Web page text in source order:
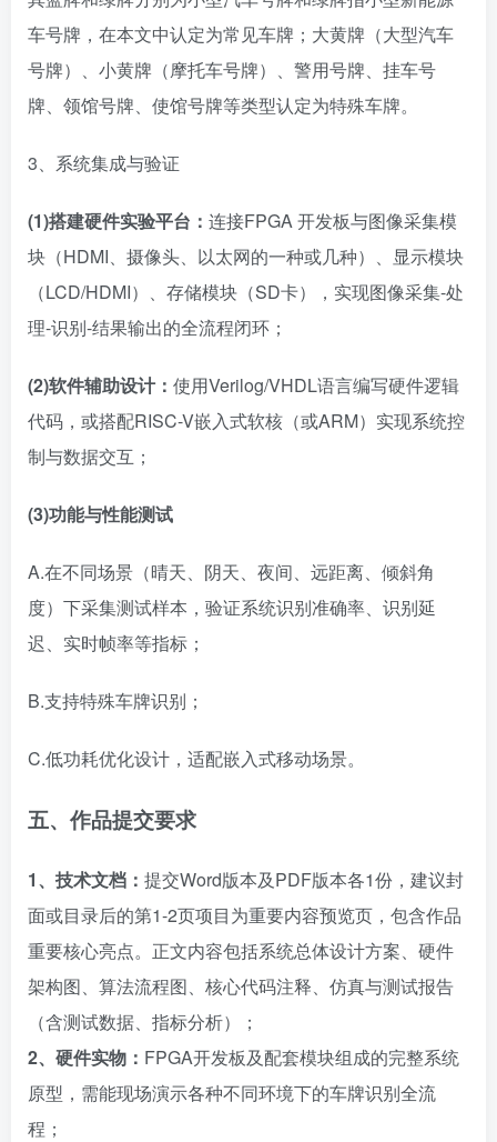
车号牌，在本文中认定为常见车牌；大黄牌（大型汽车
号牌）、小黄牌（摩托车号牌）、警用号牌、挂车号
牌、领馆号牌、使馆号牌等类型认定为特殊车牌。
3、系统集成与验证
(1)搭建硬件实验平台： 连接FPGA 开发板与图像采集模
块（HDMI、摄像头、以太网的一种或几种）、显示模块
（LCD/HDMI）、存储模块（SD卡），实现图像采集-处
理-识别-结果输出的全流程闭环；
(2)软件辅助设计： 使用Verilog/VHDL语言编写硬件逻辑
代码，或搭配RISC-V嵌入式软核（或ARM）实现系统控
制与数据交互；
(3)功能与性能测试
A.在不同场景（晴天、阴天、夜间、远距离、倾斜角
度）下采集测试样本，验证系统识别准确率、识别延
迟、实时帧率等指标；
B.支持特殊车牌识别；
C.低功耗优化设计，适配嵌入式移动场景。
五、作品提交要求
1、技术文档： 提交Word版本及PDF版本各1份，建议封
面或目录后的第1-2页项目为重要内容预览页，包含作品
重要核心亮点。正文内容包括系统总体设计方案、硬件
架构图、算法流程图、核心代码注释、仿真与测试报告
（含测试数据、指标分析）；
2、硬件实物： FPGA开发板及配套模块组成的完整系统
原型，需能现场演示各种不同环境下的车牌识别全流
程；